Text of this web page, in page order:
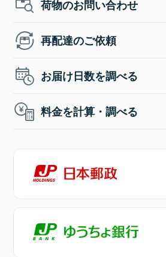
荷物のお問い合わせ
再配達のご依頼
お届け日数を調べる
料金を計算・調べる